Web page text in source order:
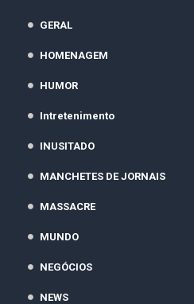
GERAL
HOMENAGEM
HUMOR
Intretenimento
INUSITADO
MANCHETES DE JORNAIS
MASSACRE
MUNDO
NEGÓCIOS
NEWS